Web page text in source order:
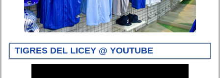
TIGRES DEL LICEY @ YOUTUBE